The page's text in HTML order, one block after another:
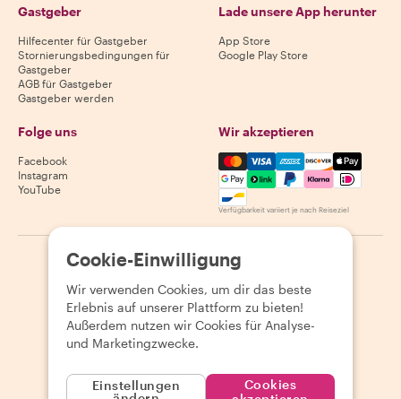
Gastgeber
Hilfecenter für Gastgeber
Stornierungsbedingungen für
Gastgeber
AGB für Gastgeber
Gastgeber werden
Lade unsere App herunter
App Store
Google Play Store
Folge uns
Facebook
Instagram
YouTube
Wir akzeptieren
Mastercard, Visa, Amex,
Verfügbarkeit variiert je nach Reiseziel
2026 Withlocals.com | Datenschutzerklärung
Seitenübersicht
Cookie-Einwilligung
Wir verwenden Cookies, um dir das beste
Erlebnis auf unserer Plattform zu bieten!
Außerdem nutzen wir Cookies für Analyse-
und Marketingzwecke.
Einstellungen
Cookies